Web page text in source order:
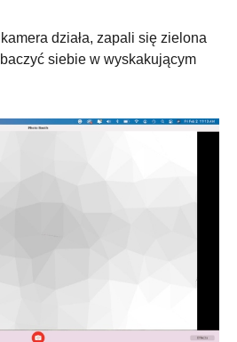
działa, zapali się zielona
siebie w wyskakującym